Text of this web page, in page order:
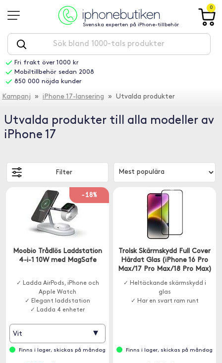
Svenska experten på iPhone-tillbehör
0
Fri frakt över 1000 kr
Mobiltillbehör sedan 2008
850 000 nöjda kunder
Kampanj » iPhone 17-lansering » Utvalda produkter
Utvalda produkter till alla modeller av
iPhone 17
Filter
-18%
Moobio Trådlös Laddstation
4-i-1 10W med MagSafe
✓ Ladda AirPods, iPhone och
Apple Watch
✓ Elegant laddstation
✓ Ladda 4 enheter
Vit ▾
Finns i lager, skickas på måndag
Trolsk Skärmskydd Full Cover
Härdat Glas (iPhone 16 Pro
Max/17 Pro Max/18 Pro Max)
✓ Heltäckande skärmskydd i
glas
✓ Har en svart ram runt
Finns i lager, skickas på måndag